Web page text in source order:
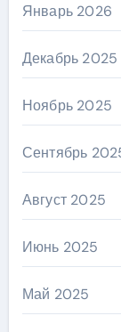
Январь 2026
Декабрь 2025
Ноябрь 2025
Сентябрь
Август 2025
Июнь 2025
Май 2025